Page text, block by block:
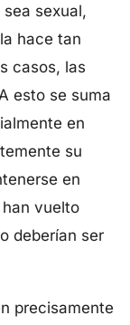
sexual,
hace tan
casos, las
esto se suma
en
su
en
vuelto
deberían ser
precisamente